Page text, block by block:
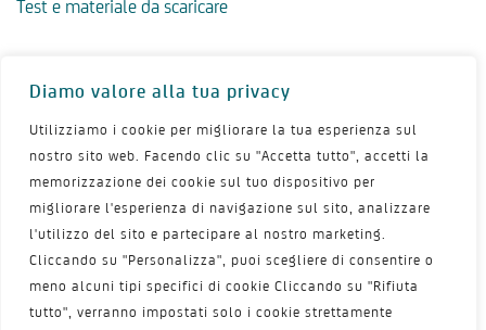
Diamo valore alla tua privacy
Utilizziamo i cookie per migliorare la tua esperienza sul
nostro sito web. Facendo clic su "Accetta tutto", accetti la
memorizzazione dei cookie sul tuo dispositivo per
migliorare l'esperienza di navigazione sul sito, analizzare
l'utilizzo del sito e partecipare al nostro marketing.
Cliccando su "Personalizza", puoi scegliere di consentire o
meno alcuni tipi specifici di cookie Cliccando su "Rifiuta
tutto", verranno impostati solo i cookie strettamente
Test e materiale da scaricare
Scegliere il ginecologo giusto
10 disturbi frequenti in menopausa
Dispareunia
Perdite vaginali
Menopausa e ciclo mestruale
Menopausa precoce